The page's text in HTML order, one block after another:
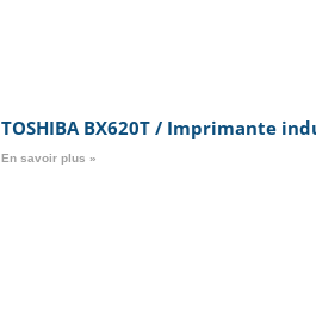
TOSHIBA BX620T / Imprimante
En savoir plus »